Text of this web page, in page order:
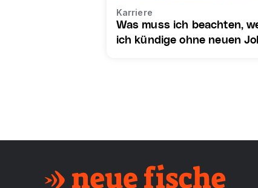
Karriere
Was muss ich beachten,
ich kündige ohne neuen